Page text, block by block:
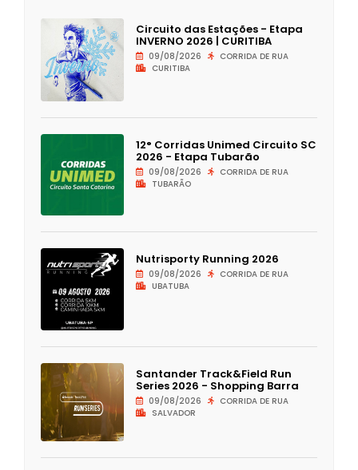
Circuito das Estações - Etapa
INVERNO 2026 | CURITIBA
09/08/2026
CORRIDA DE RUA
CURITIBA
12° Corridas Unimed Circuito SC
2026 - Etapa Tubarão
09/08/2026
CORRIDA DE RUA
TUBARÃO
Nutrisporty Running 2026
09/08/2026
CORRIDA DE RUA
UBATUBA
Santander Track&Field Run
Series 2026 - Shopping Barra
09/08/2026
CORRIDA DE RUA
SALVADOR